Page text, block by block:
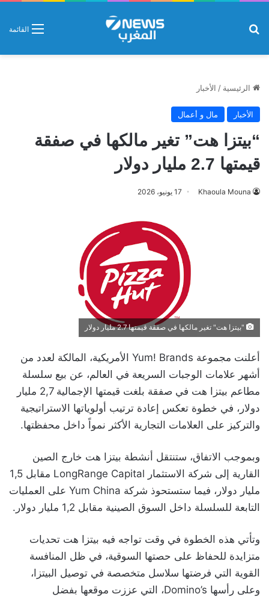
القائمة
الرئيسية / الأخبار
الأخبار مال و أعمال
“بيتزا هت” تغير مالكها في صفقة
قيمتها 2.7 مليار دولار
Khaoula Mouna 17 يونيو، 2026
"بيتزا هت" تغير مالكها في صفقة قيمتها 2.7 مليار دولار
أعلنت مجموعة Yum! Brands الأمريكية، المالكة لعدد من
أشهر علامات الوجبات السريعة في العالم، عن بيع سلسلة
مطاعم بيتزا هت في صفقة بلغت قيمتها الإجمالية 2,7 مليار
دولار، في خطوة تعكس إعادة ترتيب أولوياتها الاستراتيجية
والتركيز على العلامات التجارية الأكثر نمواً داخل محفظتها.
وبموجب الاتفاق، ستنتقل أنشطة بيتزا هت خارج الصين
القارية إلى شركة الاستثمار LongRange Capital مقابل 1,5
مليار دولار، فيما ستستحوذ شركة Yum China على العمليات
التابعة للسلسلة داخل السوق الصينية مقابل 1,2 مليار دولار.
وتأتي هذه الخطوة في وقت تواجه فيه بيتزا هت تحديات
متزايدة للحفاظ على حصتها السوقية، في ظل المنافسة
القوية التي فرضتها سلاسل متخصصة في توصيل البيتزا،
وعلى رأسها Domino’s، التي عززت موقعها بفضل